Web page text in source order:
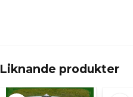
Liknande produkter